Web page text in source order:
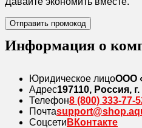
Отправить промокод
Информация о
Юридическое лицоООО
Адрес197110, Россия,
Телефон8 (800) 333-77-
Почта
Соцсети ВКонтакте